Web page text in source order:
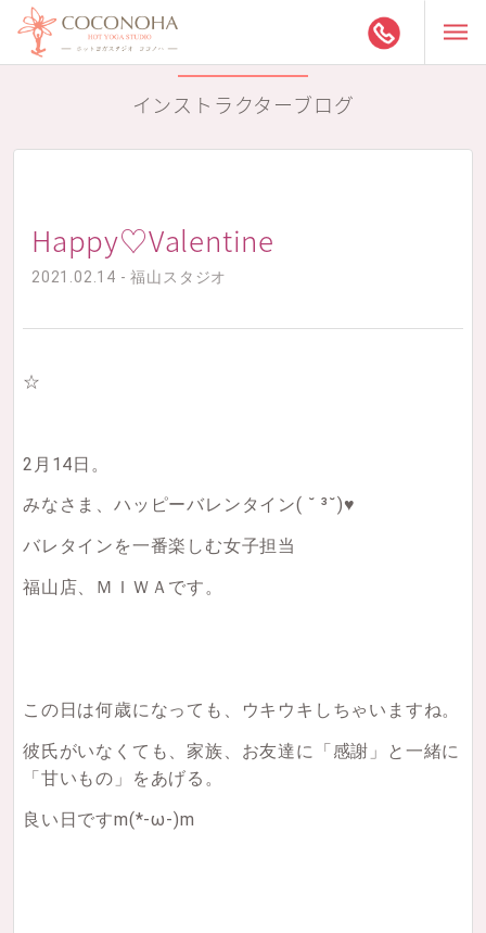
インストラクターブログ
Happy♡Valentine
2021.02.14 - 福山スタジオ
☆
2月14日。
みなさま、ハッピーバレンタイン( ˘ ³˘)♥
バレタインを一番楽しむ女子担当
福山店、ＭＩＷＡです。
この日は何歳になっても、ウキウキしちゃいますね。
彼氏がいなくても、家族、お友達に「感謝」と一緒に
「甘いもの」をあげる。
良い日ですm(*-ω-)m